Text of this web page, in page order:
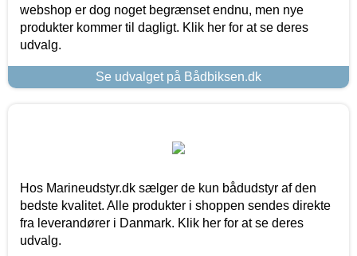
webshop er dog noget begrænset endnu, men nye
produkter kommer til dagligt. Klik her for at se deres
udvalg.
Se udvalget på Bådbiksen.dk
Hos Marineudstyr.dk sælger de kun bådudstyr af den
bedste kvalitet. Alle produkter i shoppen sendes direkte
fra leverandører i Danmark. Klik her for at se deres
udvalg.